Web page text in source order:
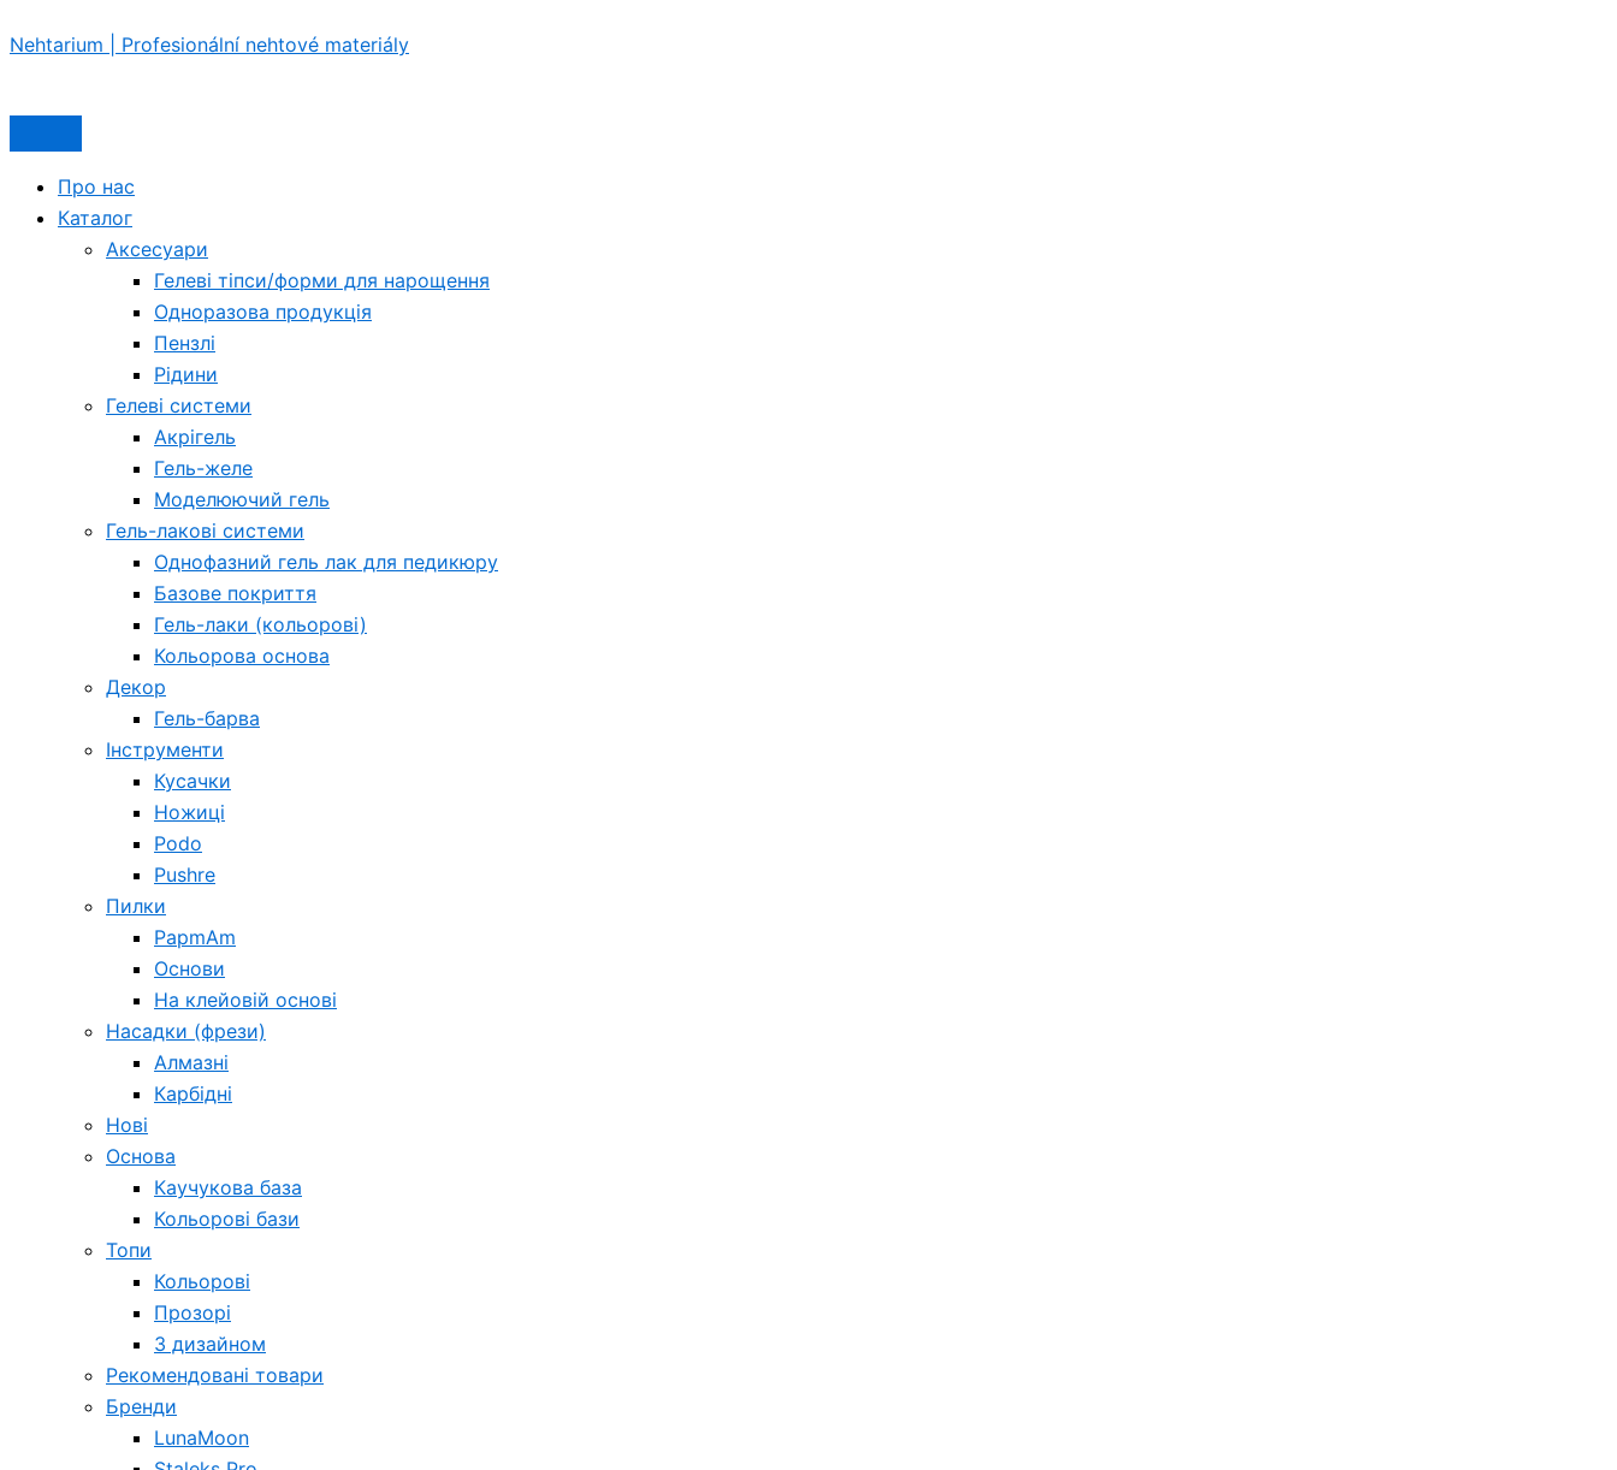
до
Nehtarium | Profesionální nehtové materiály
Про нас
Каталог
Аксесуари
Гелеві тіпси/форми для нарощення
Одноразова продукція
Пензлі
Рідини
Гелеві системи
Акрігель
Гель-желе
Моделюючий гель
Гель-лакові системи
Однофазний гель лак для педикюру
Базове покриття
Гель-лаки (кольорові)
Кольорова основа
Декор
Гель-барва
Інструменти
Кусачки
Ножиці
Podo
Pushre
Пилки
PapmAm
Основи
На клейовій основі
Насадки (фрези)
Алмазні
Карбідні
Нові
Основа
Каучукова база
Кольорові бази
Топи
Кольорові
Прозорі
З дизайном
Рекомендовані товари
Бренди
LunaMoon
BUILDER
LIQUID
кількість